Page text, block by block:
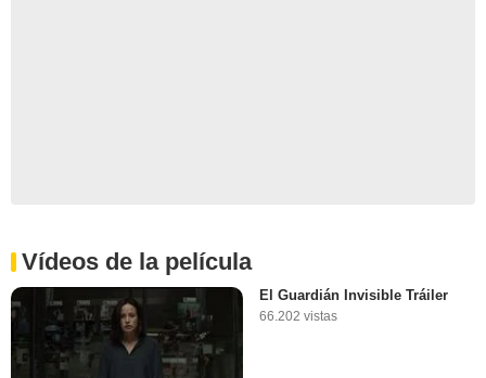
Vídeos de la película
El Guardián Invisible Tráiler
66.202 vistas